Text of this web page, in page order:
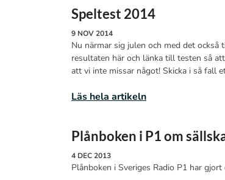
Speltest 2014
9 NOV 2014
Nu närmar sig julen och med det
resultaten här och länka till testen så
att vi inte missar något! Skicka i så fall
Läs hela artikeln
Plånboken i P1 om
4 DEC 2013
Plånboken i Sveriges Radio P1 har